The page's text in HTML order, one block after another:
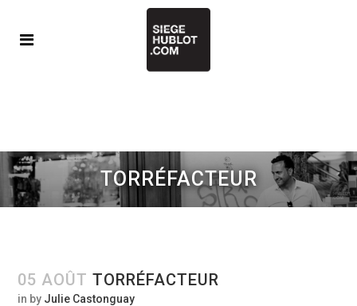
TORRÉFACTEUR
05 AOÛT TORRÉFACTEUR
in by Julie Castonguay